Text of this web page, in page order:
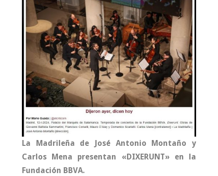
La Madrileña de José Antonio Montaño y
Carlos Mena presentan «DIXERUNT» en la
Fundación BBVA.